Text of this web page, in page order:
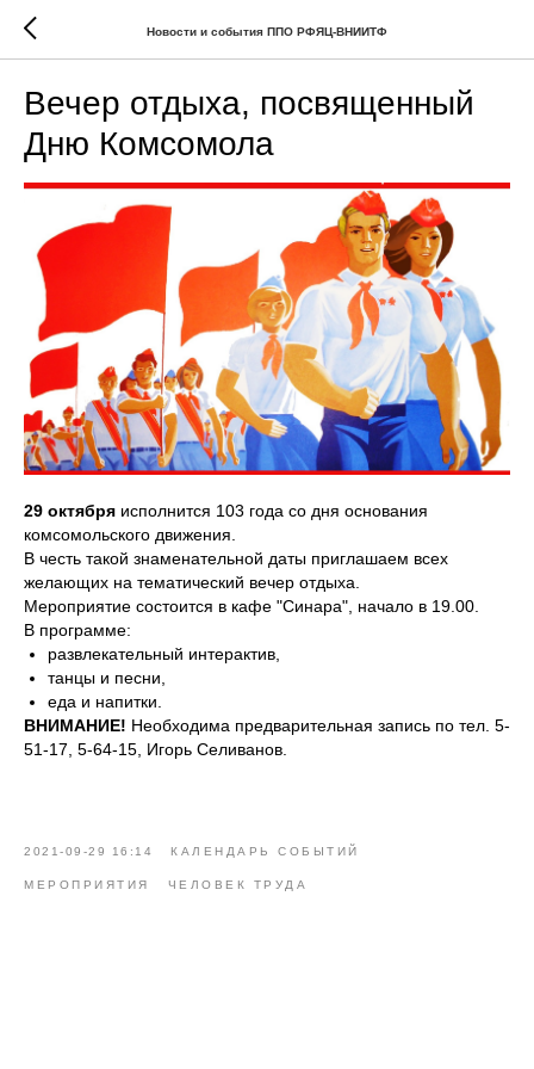
Новости и события ППО РФЯЦ-ВНИИТФ
Вечер отдыха, посвященный
Дню Комсомола
29 октября исполнится 103 года со дня основания
комсомольского движения.
В честь такой знаменательной даты приглашаем всех
желающих на тематический вечер отдыха.
Мероприятие состоится в кафе "Синара", начало в 19.00.
В программе:
развлекательный интерактив,
танцы и песни,
еда и напитки.
ВНИМАНИЕ! Необходима предварительная запись по тел. 5-
51-17, 5-64-15, Игорь Селиванов.
2021-09-29 16:14 КАЛЕНДАРЬ СОБЫТИЙ
МЕРОПРИЯТИЯ ЧЕЛОВЕК ТРУДА